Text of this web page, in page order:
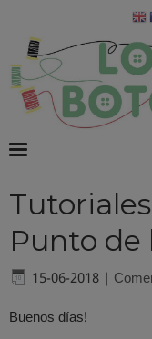
Punto de
15-06-2018 |
Buenos días!